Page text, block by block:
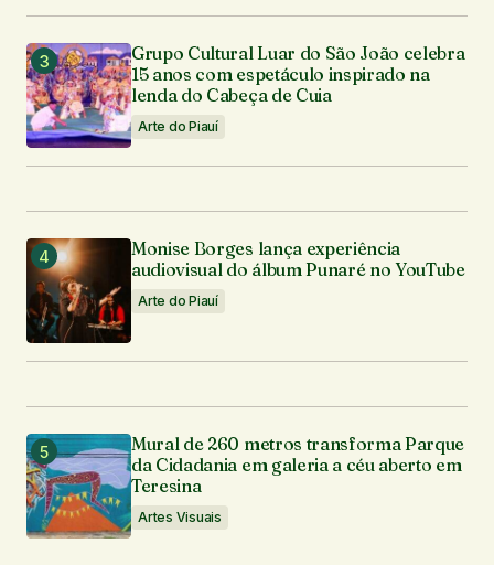
Grupo Cultural Luar do São João celebra
15 anos com espetáculo inspirado na
lenda do Cabeça de Cuia
Arte do Piauí
Monise Borges lança experiência
audiovisual do álbum Punaré no YouTube
Arte do Piauí
Mural de 260 metros transforma Parque
da Cidadania em galeria a céu aberto em
Teresina
Artes Visuais